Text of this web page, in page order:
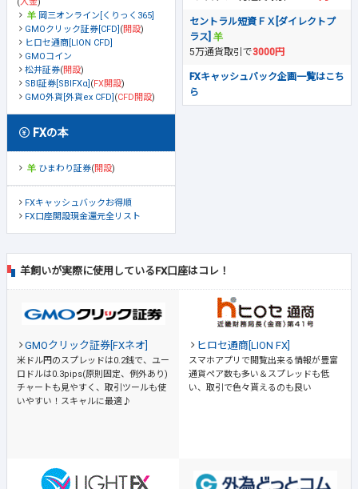
岡三オンライン[くりっく365]
GMOクリック証券[CFD] (開設)
ヒロセ通商[LION CFD]
GMOコイン
松井証券(開設)
SBI証券[SBIFXα] (FX開設)
GMO外貨[外貨ex CFD] (CFD開設)
FXの本
ひまわり証券(開設)
FXキャッシュバックお得順
FX口座開設現金還元全リスト
セントラル短資ＦＸ[ダイレクトプ
ラス]
5万通貨取引で3000円
FXキャッシュバック企画一覧はこち
ら
羊飼いが実際に使用しているFX口座はコレ！
GMOクリック証券[FXネオ]
米ドル円のスプレッドは0.2銭で、ユー
ロドルは0.3pips(原則固定、例外あり)
チャートも見やすく、取引ツールも使
いやすい！スキャルに最適♪
ヒロセ通商[LION FX]
スマホアプリで閲覧出来る情報が豊富
通貨ペア数も多い＆スプレッドも低
い、取引で色々貰えるのも良い